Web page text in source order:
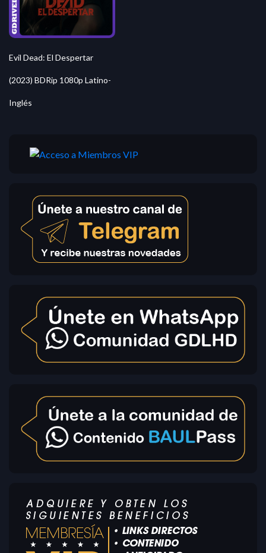
Evil Dead: El Despertar
(2023) BDRip 1080p Latino-
Inglés